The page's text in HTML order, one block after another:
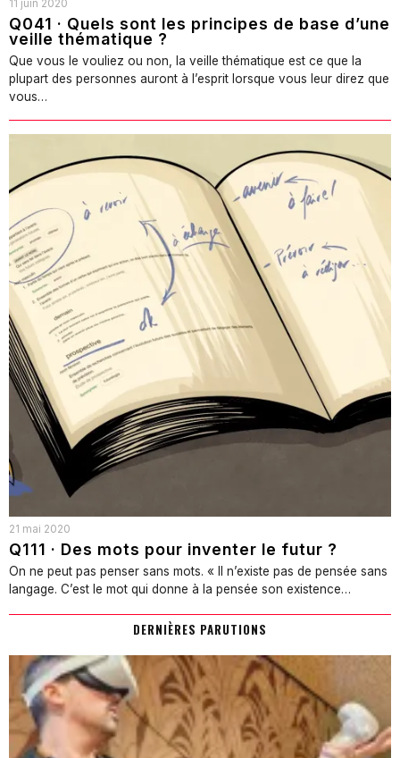
11 juin 2020
Q041 · Quels sont les principes de base d’une
veille thématique ?
Que vous le vouliez ou non, la veille thématique est ce que la
plupart des personnes auront à l’esprit lorsque vous leur direz que
vous…
21 mai 2020
Q111 · Des mots pour inventer le futur ?
On ne peut pas penser sans mots. « Il n’existe pas de pensée sans
langage. C’est le mot qui donne à la pensée son existence…
DERNIÈRES PARUTIONS